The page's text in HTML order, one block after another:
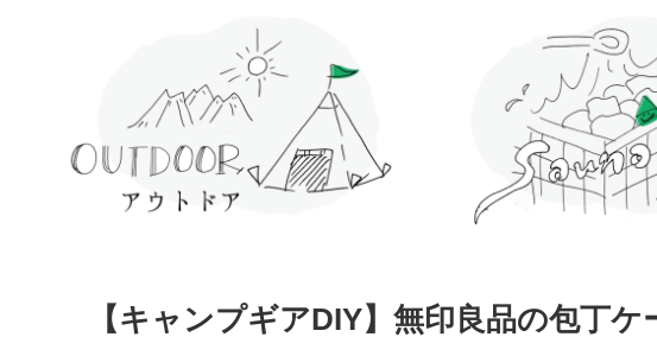
【キャンプギアDIY】無印良品の包丁